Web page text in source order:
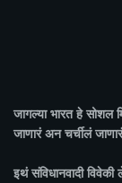
जागल्या भारतहे सोशल
जाणारं अन चर्चीलं
इथं संविधानवादी